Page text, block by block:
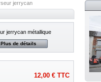
jerrycan
jerrycan métallique
Plus de détails
12,00 €TTC